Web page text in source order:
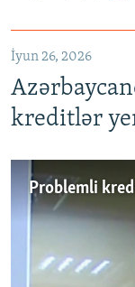
İyun 26, 2026
kreditlər
Problemli